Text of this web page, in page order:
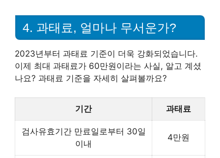
4. 과태료, 얼마나 무서운가?
2023년부터 과태료 기준이 더욱 강화되었습니다.
이제 최대 과태료가 60만원이라는 사실, 알고 계셨
나요? 과태료 기준을 자세히 살펴볼까요?
기간 과태료
검사유효기간 만료일로부터 30일
이내
4만원